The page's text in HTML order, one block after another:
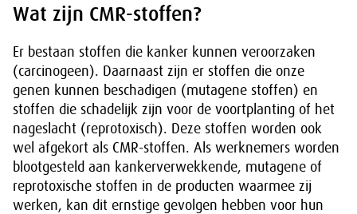
Wat zijn CMR-stoffen?
Er bestaan stoffen die kanker kunnen veroorzaken
(carcinogeen). Daarnaast zijn er stoffen die onze
genen kunnen beschadigen (mutagene stoffen) en
stoffen die schadelijk zijn voor de voortplanting of het
nageslacht (reprotoxisch). Deze stoffen worden ook
wel afgekort als CMR-stoffen. Als werknemers worden
blootgesteld aan kankerverwekkende, mutagene of
reprotoxische stoffen in de producten waarmee zij
werken, kan dit ernstige gevolgen hebben voor hun